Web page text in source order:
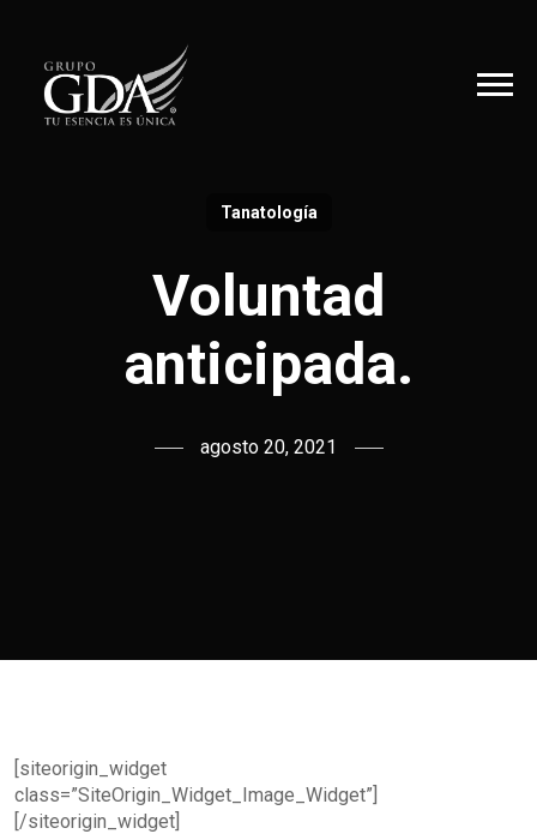
Tanatología
Voluntad
anticipada.
agosto 20, 2021
[siteorigin_widget
class=”SiteOrigin_Widget_Image_Widget”]
[/siteorigin_widget]